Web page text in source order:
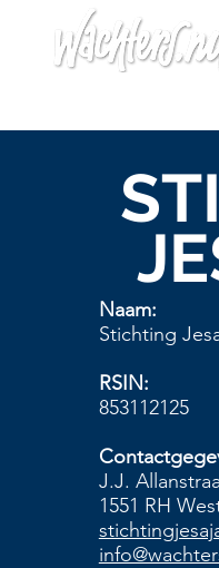
Naam:
Stichting
RSIN:
853112125
J.J.
1551 RH